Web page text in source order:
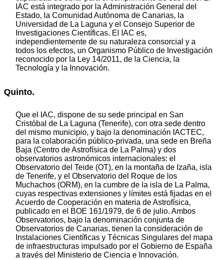
IAC está integrado por la Administración General del
Estado, la Comunidad Autónoma de Canarias, la
Universidad de La Laguna y el Consejo Superior de
Investigaciones Científicas. El IAC es,
independientemente de su naturaleza consorcial y a
todos los efectos, un Organismo Público de Investigación
reconocido por la Ley 14/2011, de la Ciencia, la
Tecnología y la Innovación.
Quinto.
Que el IAC, dispone de su sede principal en San
Cristóbal de La Laguna (Tenerife), con otra sede dentro
del mismo municipio, y bajo la denominación IACTEC,
para la colaboración público-privada, una sede en Breña
Baja (Centro de Astrofísica de La Palma) y dos
observatorios astronómicos internacionales: el
Observatorio del Teide (OT), en la montaña de Izaña, isla
de Tenerife, y el Observatorio del Roque de los
Muchachos (ORM), en la cumbre de la isla de La Palma,
cuyas respectivas extensiones y límites está fijadas en el
Acuerdo de Cooperación en materia de Astrofísica,
publicado en el BOE 161/1979, de 6 de julio. Ambos
Observatorios, bajo la denominación conjunta de
Observatorios de Canarias, tienen la consideración de
Instalaciones Científicas y Técnicas Singulares del mapa
de infraestructuras impulsado por el Gobierno de España
a través del Ministerio de Ciencia e Innovación.